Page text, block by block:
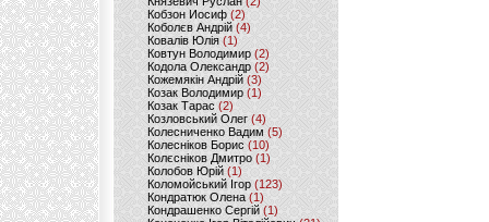
Кобзон Иосиф(2)
Коболєв Андрій (4)
Ковалів Юлія(1)
Ковтун Володимир (2)
Кодола Олександр (2)
Кожемякін Андрій (3)
Козак Володимир (1)
Козак Тарас (2)
Козловський Олег(4)
Колесниченко Вадим (5)
Колесніков Борис (10)
Колєсніков Дмитро (1)
Колобов Юрій (1)
Коломойський Ігор (123)
Кондратюк Олена(1)
Кондрашенко Сергій (1)